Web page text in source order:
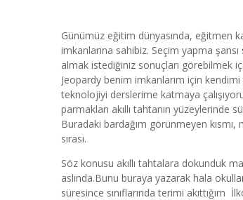
Günümüz eğitim dünyasında, eğitmen
imkanlarına sahibiz. Seçim yapma
almak istediğiniz sonuçları görebilmek
Jeopardy benim imkanlarım için
teknolojiyi derslerime katmaya
parmakları akıllı tahtanın
Buradaki bardağım görünmeyen
sırası.
Söz konusu akıllı tahtalara dokunduk
aslında.Bunu buraya yazarak hala
süresince sınıflarında terimi akıttığım